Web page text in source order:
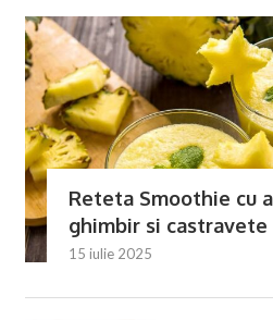
Reteta Cartofi umpluți la cuptor cu
ciuperci
10 iulie 2025
Reteta Smoothie cu
ghimbir si castravete
15 iulie 2025